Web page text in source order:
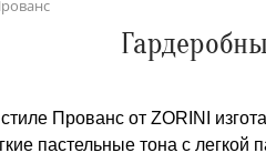
массива
Прованс от ZORINI
пастельные тона с легкой